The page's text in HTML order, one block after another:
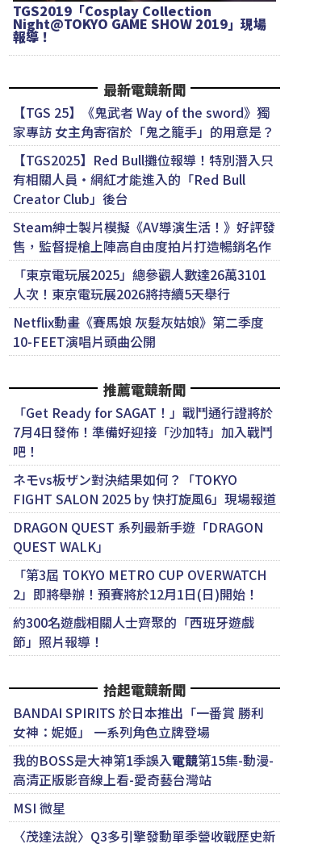
TGS2019「Cosplay Collection
Night@TOKYO GAME SHOW 2019」現場
報導！
最新電競新聞
【TGS 25】《鬼武者 Way of the sword》獨
家專訪 女主角寄宿於「鬼之籠手」的用意是？
【TGS2025】Red Bull攤位報導！特別潛入只
有相關人員・網紅才能進入的「Red Bull
Creator Club」後台
Steam紳士製片模擬《AV導演生活！》好評發
售，監督提槍上陣高自由度拍片打造暢銷名作
「東京電玩展2025」總參觀人數達26萬3101
人次！東京電玩展2026將持續5天舉行
Netflix動畫《賽馬娘 灰髮灰姑娘》第二季度
10-FEET演唱片頭曲公開
推薦電競新聞
「Get Ready for SAGAT！」戰鬥通行證將於
7月4日發佈！準備好迎接「沙加特」加入戰鬥
吧！
ネモvs板ザン對決結果如何？「TOKYO
FIGHT SALON 2025 by 快打旋風6」現場報道
DRAGON QUEST 系列最新手遊「DRAGON
QUEST WALK」
「第3屆 TOKYO METRO CUP OVERWATCH
2」即將舉辦！預賽將於12月1日(日)開始！
約300名遊戲相關人士齊聚的「西班牙遊戲
節」照片報導！
拾起電競新聞
BANDAI SPIRITS 於日本推出「一番賞 勝利
女神：妮姬」 一系列角色立牌登場
我的BOSS是大神第1季誤入電競第15集-動漫-
高清正版影音線上看-愛奇藝台灣站
MSI 微星
〈茂達法說〉Q3多引擎發動單季營收戰歷史新